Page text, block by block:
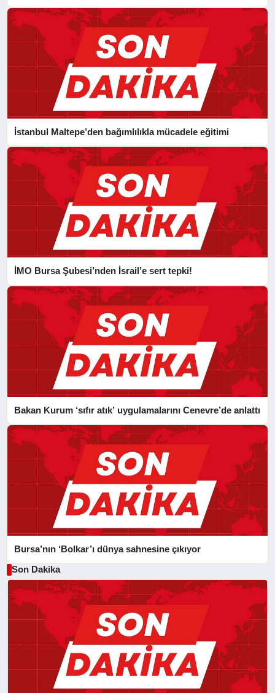
İstanbul Maltepe’den bağımlılıkla mücadele eğitimi
İMO Bursa Şubesi’nden İsrail’e sert tepki!
Bakan Kurum ‘sıfır atık’ uygulamalarını Cenevre’de anlattı
Bursa’nın ‘Bolkar’ı dünya sahnesine çıkıyor
Son Dakika